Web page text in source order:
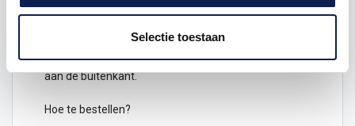
Selectie toestaan
bestellen, deze kunnen dan geplakt worden
aan de binnenkant van een raam en zijn dan leesbaar
aan de buitenkant.
Hoe te bestellen?